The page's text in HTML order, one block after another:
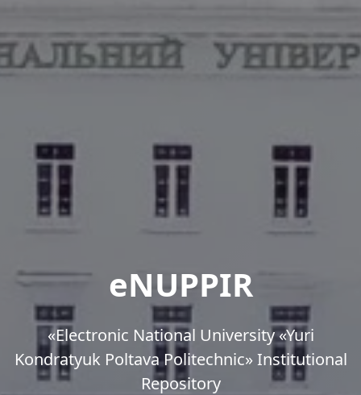
eNUPPIR
«Еlectronic National University «Yuri
Kondratyuk Poltava Politechnic» Institutional
Repository